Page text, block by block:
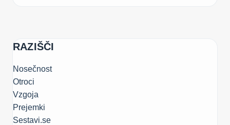
RAZIŠČI
Nosečnost
Otroci
Vzgoja
Prejemki
Sestavi.se